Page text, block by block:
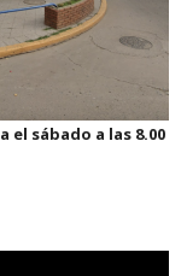
el sábado a las 8.00